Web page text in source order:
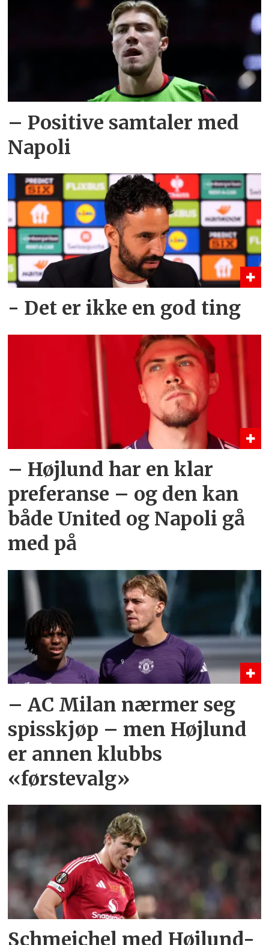
– Positive samtaler med
Napoli
- Det er ikke en god ting
– Højlund har en klar
preferanse – og den kan
både United og Napoli gå
med på
– AC Milan nærmer seg
spisskjøp – men Højlund
er annen klubbs
«førstevalg»
Schmeichel med Højlund-